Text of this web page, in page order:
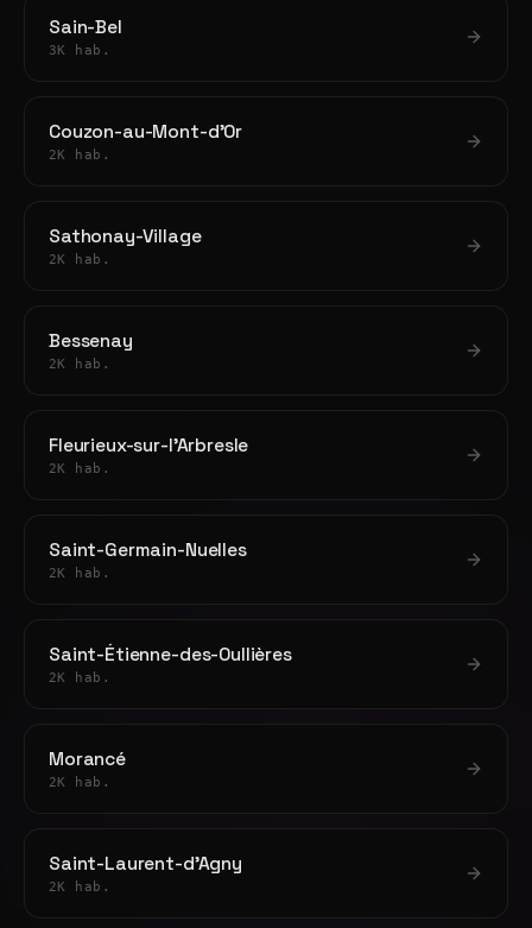
Sain-Bel
3K hab.
Couzon-au-Mont-d'Or
2K hab.
Sathonay-Village
2K hab.
Bessenay
2K hab.
Fleurieux-sur-l'Arbresle
2K hab.
Saint-Germain-Nuelles
2K hab.
Saint-Étienne-des-Oullières
2K hab.
Morancé
2K hab.
Saint-Laurent-d'Agny
2K hab.